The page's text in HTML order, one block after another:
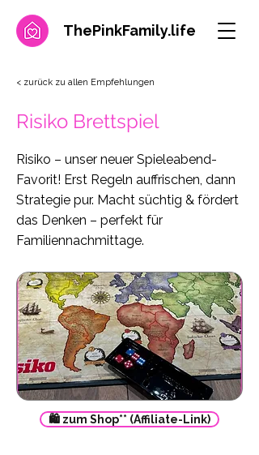
ThePinkFamily.life
< zurück zu allen Empfehlungen
Risiko Brettspiel
Risiko – unser neuer Spieleabend-
Favorit! Erst Regeln auffrischen, dann
Strategie pur. Macht süchtig & fördert
das Denken – perfekt für
Familiennachmittage.
🛍️ zum Shop** (Affiliate-Link)